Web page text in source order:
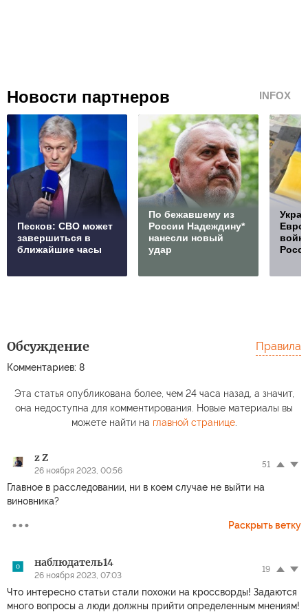
Новости партнеров INFOX
Песков: СВО может
завершиться в
ближайшие часы
По бежавшему из
России Надеждину*
нанесли новый
удар
Обсуждение
Комментариев: 8
Правила
Эта статья опубликована более, чем 24 часа назад, а значит,
она недоступна для комментирования. Новые материалы вы
можете найти на главной странице.
z Z
26 ноября 2023, 00:56
51
Главное в расследовании, ни в коем случае не выйти на
виновника?
Раскрыть ветку
наблюдатель14
26 ноября 2023, 07:03
19
Что интересно статьи стали похожи на кроссворды! Задаются
много вопросы а люди должны прийти определенным мнениям!